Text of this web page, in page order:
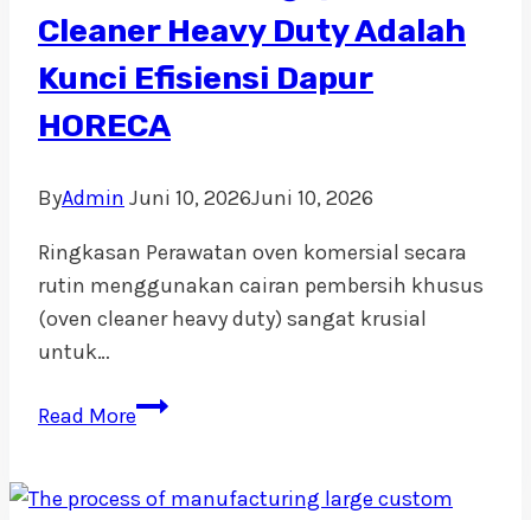
Cleaner Heavy Duty Adalah
Kunci Efisiensi Dapur
HORECA
ByAdmin Juni 10, 2026Juni 10, 2026
Ringkasan Perawatan oven komersial secara
rutin menggunakan cairan pembersih khusus
(oven cleaner heavy duty) sangat krusial
untuk…
Read MorePanduan
Komersial: